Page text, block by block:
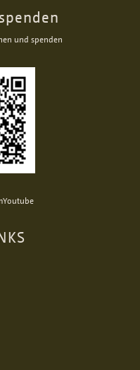
und spenden
Youtube